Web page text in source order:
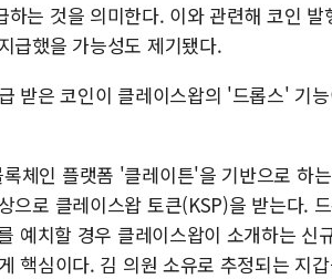
하는 것을 의미한다. 이와 관련해 코인
급했을 가능성도 제기됐다.
받은 코인이 클레이스왑의 '드롭스' 기
체인 플랫폼 '클레이튼'을 기반으로 하
으로 클레이스왑 토큰(KSP)을 받는다.
예치할 경우 클레이스왑이 소개하는 신
핵심이다. 김 의원 소유로 추정되는 지